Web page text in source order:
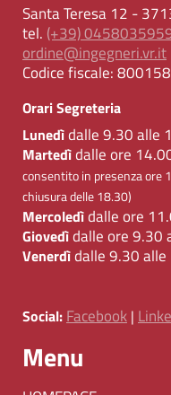
Santa Teresa 12 -
tel. (+39)
ordine@ingegneri.vr.it
Codice fiscale:
Orari Segreteria
Lunedìdalle 9.30 alle
Martedìdalle ore
consentito in presenza ore
chiusura delle 18.30)
Mercoledìdalle ore
Giovedìdalle ore 9.30
Venerdìdalle 9.30
Social: Facebook |
Menu